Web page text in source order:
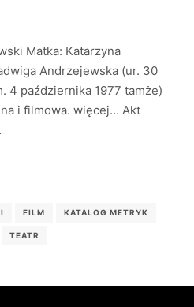
Matka: Katarzyna
Andrzejewska (ur. 30
4 października 1977 tamże)
i filmowa. więcej… Akt
FILM KATALOG METRYK
TEATR